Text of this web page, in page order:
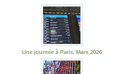
Une journée à Paris. Mars 2026